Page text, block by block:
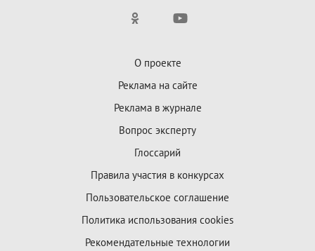
О проекте
Реклама на сайте
Реклама в журнале
Вопрос эксперту
Глоссарий
Правила участия в конкурсах
Пользовательское соглашение
Политика использования cookies
Рекомендательные технологии